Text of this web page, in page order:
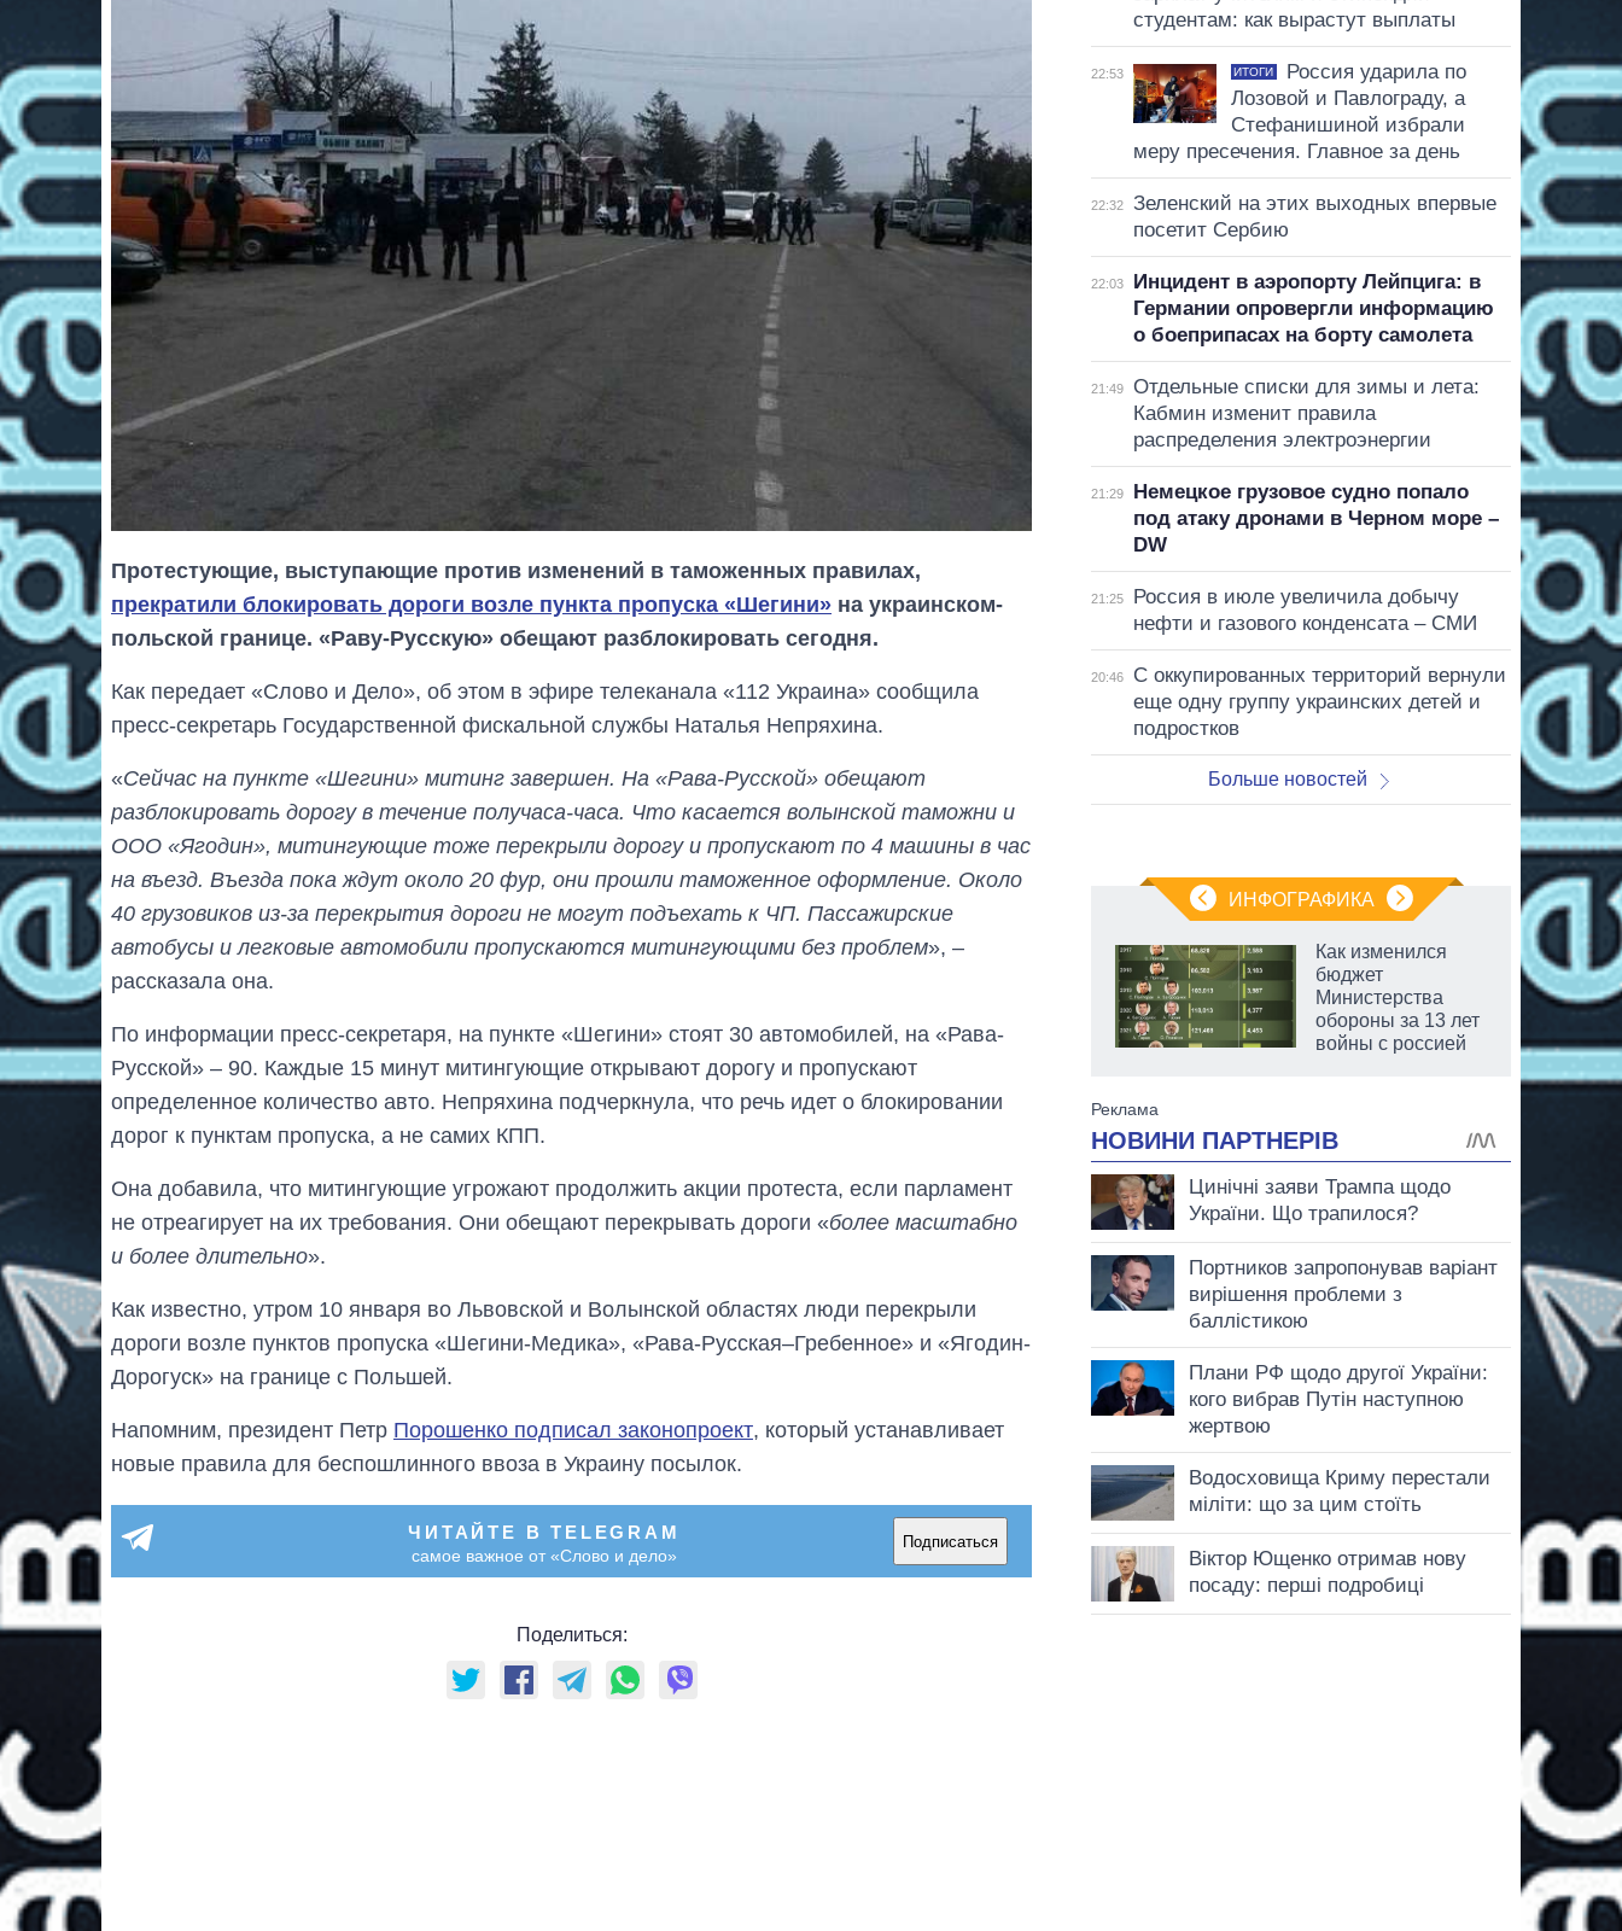
Протестующие, выступающие против изменений в таможенных правилах,
прекратили блокировать дороги возле пункта пропуска «Шегини» на украинском-
польской границе. «Раву-Русскую» обещают разблокировать сегодня.
Как передает «Слово и Дело», об этом в эфире телеканала «112 Украина» сообщила
пресс-секретарь Государственной фискальной службы Наталья Непряхина.
«Сейчас на пункте «Шегини» митинг завершен. На «Рава-Русской» обещают
разблокировать дорогу в течение получаса-часа. Что касается волынской таможни и
ООО «Ягодин», митингующие тоже перекрыли дорогу и пропускают по 4 машины в час
на въезд. Въезда пока ждут около 20 фур, они прошли таможенное оформление. Около
40 грузовиков из-за перекрытия дороги не могут подъехать к ЧП. Пассажирские
автобусы и легковые автомобили пропускаются митингующими без проблем», –
рассказала она.
По информации пресс-секретаря, на пункте «Шегини» стоят 30 автомобилей, на «Рава-
Русской» – 90. Каждые 15 минут митингующие открывают дорогу и пропускают
определенное количество авто. Непряхина подчеркнула, что речь идет о блокировании
дорог к пунктам пропуска, а не самих КПП.
Она добавила, что митингующие угрожают продолжить акции протеста, если парламент
не отреагирует на их требования. Они обещают перекрывать дороги «более масштабно
и более длительно».
Как известно, утром 10 января во Львовской и Волынской областях люди перекрыли
дороги возле пунктов пропуска «Шегини-Медика», «Рава-Русская–Гребенное» и «Ягодин-
Дорогуск» на границе с Польшей.
Напомним, президент Петр Порошенко подписал законопроект, который устанавливает
новые правила для беспошлинного ввоза в Украину посылок.
ЧИТАЙТЕ В TELEGRAM
самое важное от «Слово и дело»
Подписаться
Поделиться:
студентам: как вырастут выплаты
22:53 ИТОГИ
Россия ударила по
Лозовой и Павлограду, а
Стефанишиной избрали
меру пресечения. Главное за день
22:32
Зеленский на этих выходных впервые
посетит Сербию
22:03
Инцидент в аэропорту Лейпцига: в
Германии опровергли информацию
о боеприпасах на борту самолета
21:49
Отдельные списки для зимы и лета:
Кабмин изменит правила
распределения электроэнергии
21:29
Немецкое грузовое судно попало
под атаку дронами в Черном море –
DW
21:25
Россия в июле увеличила добычу
нефти и газового конденсата – СМИ
20:46
С оккупированных территорий вернули
еще одну группу украинских детей и
подростков
Больше новостей
ИНФОГРАФИКА
Сколько
время большой
войны
Как изменился
бюджет
Министерства
обороны за 13 лет
войны с россией